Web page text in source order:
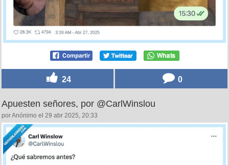
24 0
Apuesten señores, por @CarlWinslou
por Anónimo el 29 abr 2025, 20:33